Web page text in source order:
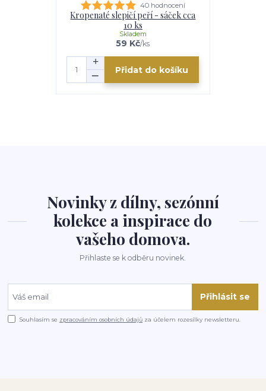
40 hodnocení
Kropenaté slepičí peří - sáček cca
10 ks
59 Kč/ks
Skladem
Přidat do košíku
Novinky z dílny, sezónní
kolekce a inspirace do
vašeho domova.
Přihlaste se k odběru novinek.
Přihlásit se
Souhlasím se zpracováním osobních údajů za účelem rozesílky newsletteru.